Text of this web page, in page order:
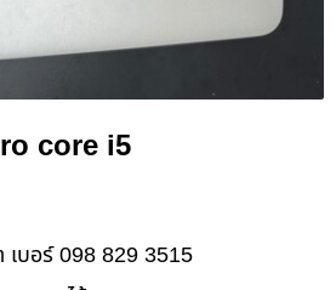
core i5
เบอร์ 098 829 3515